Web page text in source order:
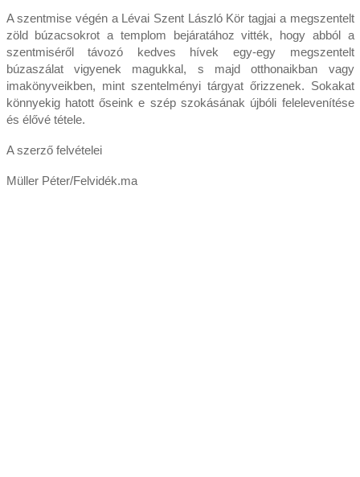
A szentmise végén a Lévai Szent László Kör tagjai a megszentelt
zöld búzacsokrot a templom bejáratához vitték, hogy abból a
szentmiséről távozó kedves hívek egy-egy megszentelt
búzaszálat vigyenek magukkal, s majd otthonaikban vagy
imakönyveikben, mint szentelményi tárgyat őrizzenek. Sokakat
könnyekig hatott őseink e szép szokásának újbóli felelevenítése
és élővé tétele.
A szerző felvételei
Müller Péter/Felvidék.ma